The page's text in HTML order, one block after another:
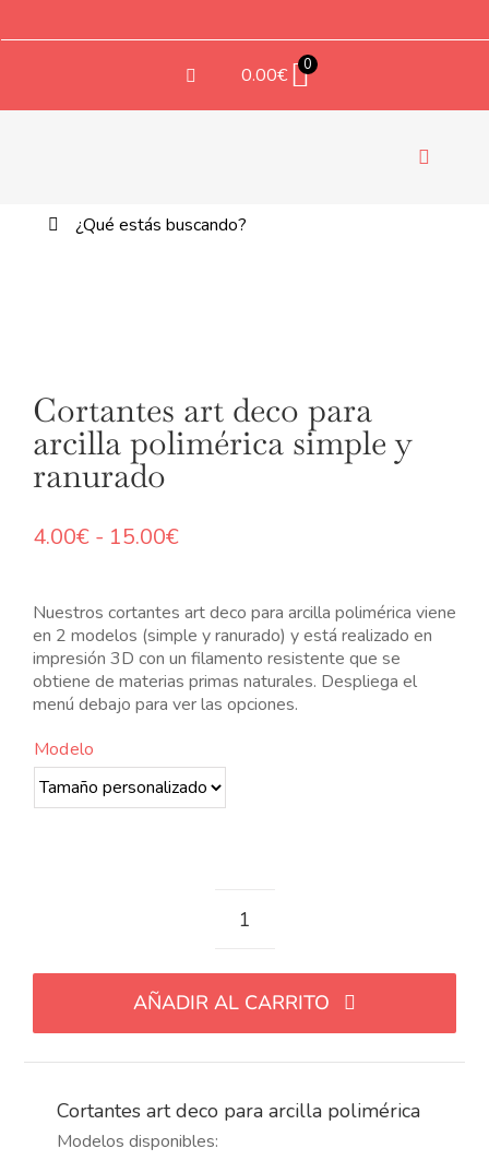
0.00€ 0
Buscar:
Cortantes art deco para
arcilla polimérica simple y
ranurado
4.00€ - 15.00€Rango
desde
4.00€
hasta
15.00€
Nuestros cortantes art deco para arcilla polimérica viene
en 2 modelos (simple y ranurado) y está realizado en
impresión 3D con un filamento resistente que se
obtiene de materias primas naturales. Despliega el
menú debajo para ver las opciones.
Modelo
Cortantes
para
arcilla
polimérica
y
AÑADIR AL CARRITO
Cortantes art deco para arcilla polimérica
Modelos disponibles: